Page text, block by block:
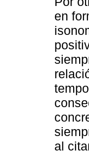
en
al